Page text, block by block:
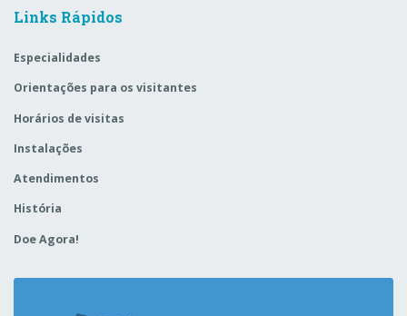
Links Rápidos
Especialidades
Orientações para os visitantes
Horários de visitas
Instalações
Atendimentos
História
Doe Agora!